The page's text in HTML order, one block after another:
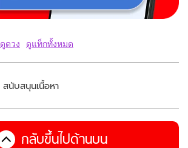
ดูดวง ดูแท็กทั้งหมด
สนับสนุนเนื้อหา
กลับขึ้นไปด้านบน